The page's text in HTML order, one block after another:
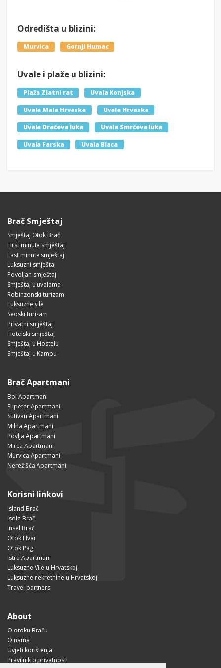
Odredišta u blizini:
Murvica Gornji Humac
Uvale i plaže u blizini:
Plaža Zlatni rat Uvala Konjska
Uvala Mala Hrvaska Uvala Hrvaska
Uvala Dračeva luka Uvala Smrčeva luka
Uvala Farska Uvala Blaca
Brač Smještaj
Smještaj Otok Brač
First minute smještaj
Last minute smještaj
Luksuzni smještaj
Povoljan smještaj
Smještaj u uvalama
Robinzonski turizam
Luksuzne vile
Seoski turizam
Privatni smještaj
Hotelski smještaj
Smještaj u Hostelu
Smještaj u Kampu
Brač Apartmani
Bol Apartmani
Supetar Apartmani
Sutivan Apartmani
Milna Apartmani
Povlja Apartmani
Mirca Apartmani
Murvica Apartmani
Nerežišća Apartmani
Korisni linkovi
Island Brač
Isola Brač
Insel Brač
Otok Hvar
Otok Pag
Istra Apartmani
Luksuzne Vile u Hrvatskoj
Luksuzne nekretnine u Hrvatskoj
Travel partners
About
O otoku Braču
O nama
Uvjeti korištenja
Pravilnik o privatnosti